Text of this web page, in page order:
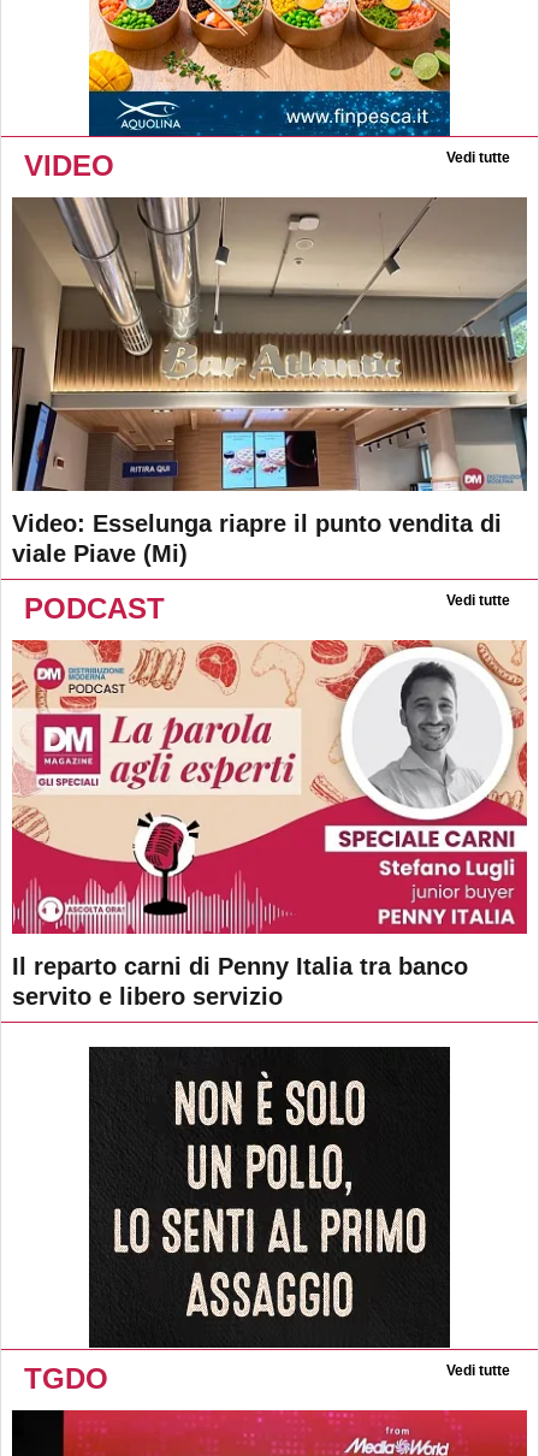
VIDEO Vedi tutte
Video: Esselunga riapre il punto vendita di
viale Piave (Mi)
PODCAST Vedi tutte
Il reparto carni di Penny Italia tra banco
servito e libero servizio
TGDO Vedi tutte